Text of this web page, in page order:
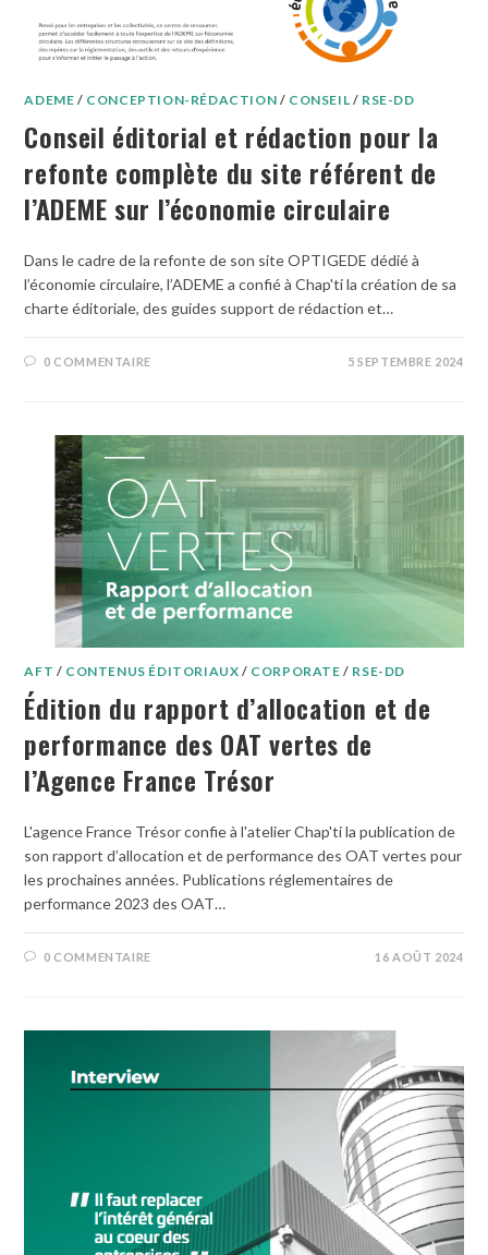
ADEME / CONCEPTION-RÉDACTION / CONSEIL / RSE-DD
Conseil éditorial et rédaction pour la
refonte complète du site référent de
l’ADEME sur l’économie circulaire
Dans le cadre de la refonte de son site OPTIGEDE dédié à
l’économie circulaire, l’ADEME a confié à Chap'ti la création de sa
charte éditoriale, des guides support de rédaction et…
0 COMMENTAIRE 5 SEPTEMBRE 2024
AFT / CONTENUS ÉDITORIAUX / CORPORATE / RSE-DD
Édition du rapport d’allocation et de
performance des OAT vertes de
l’Agence France Trésor
L'agence France Trésor confie à l'atelier Chap'ti la publication de
son rapport d’allocation et de performance des OAT vertes pour
les prochaines années. Publications réglementaires de
performance 2023 des OAT…
0 COMMENTAIRE 16 AOÛT 2024